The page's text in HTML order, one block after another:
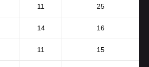
11 25
14 16
11 15